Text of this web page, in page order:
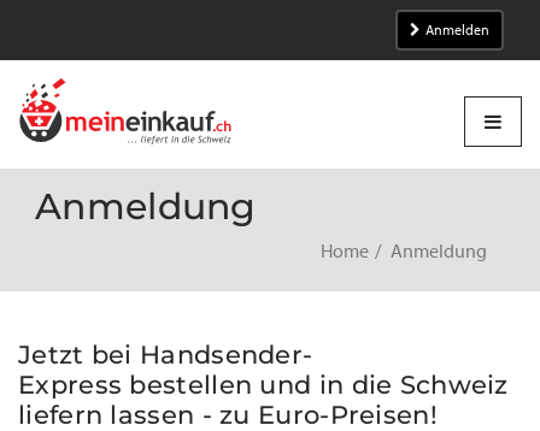
Anmelden
Anmeldung
Home Anmeldung
Jetzt bei Handsender-
Express bestellen und in die Schweiz
liefern lassen - zu Euro-Preisen!